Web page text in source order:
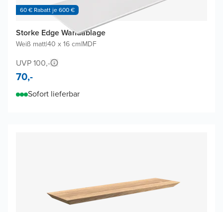
60 € Rabatt je 600 €
Storke Edge Wandablage
Weiß matt|40 x 16 cm|MDF
UVP 100,-
70,-
Sofort lieferbar